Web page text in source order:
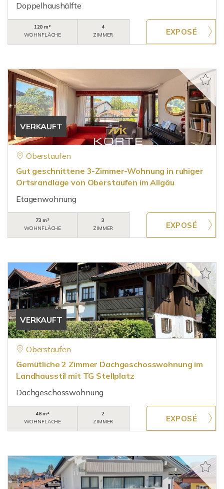
Doppelhaushälfte
120 m²
WOHNFLÄCHE
4
ZIMMER
VERKAUFT
Oberstaufen
Gut geschnittene 3-Zimmer-Wohnung in ruhiger
Ortsrandlage von Oberstaufen im Allgäu
Etagenwohnung
73 m²
WOHNFLÄCHE
3
ZIMMER
VERKAUFT
Oberstaufen
Gemütliche 2 Zimmer Dachgeschosswohnung im
Landhausstil mit TG Stellplatz
Dachgeschosswohnung
48 m²
WOHNFLÄCHE
2
ZIMMER